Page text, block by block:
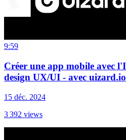
9:59
Créer une app mobile avec
design UX/UI - avec uizard.io
15 déc. 2024
3 392 views